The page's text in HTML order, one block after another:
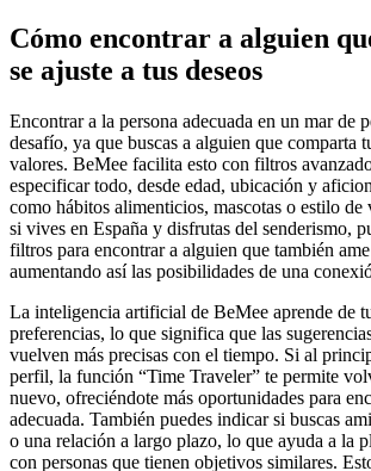
Cómo encontrar a alguien
se ajuste a tus deseos
Encontrar a la persona adecuada en un mar de
desafío, ya que buscas a alguien que comparta
valores. BeMee facilita esto con filtros
especificar todo, desde edad, ubicación y
como hábitos alimenticios, mascotas o estilo de
si vives en España y disfrutas del senderismo,
filtros para encontrar a alguien que también
aumentando así las posibilidades de una
La inteligencia artificial de BeMee aprende de
preferencias, lo que significa que las
vuelven más precisas con el tiempo. Si al
perfil, la función “Time Traveler” te permite
nuevo, ofreciéndote más oportunidades para
adecuada. También puedes indicar si buscas
o una relación a largo plazo, lo que ayuda a la
con personas que tienen objetivos similares.